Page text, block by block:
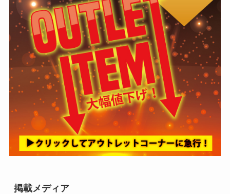
掲載メディア